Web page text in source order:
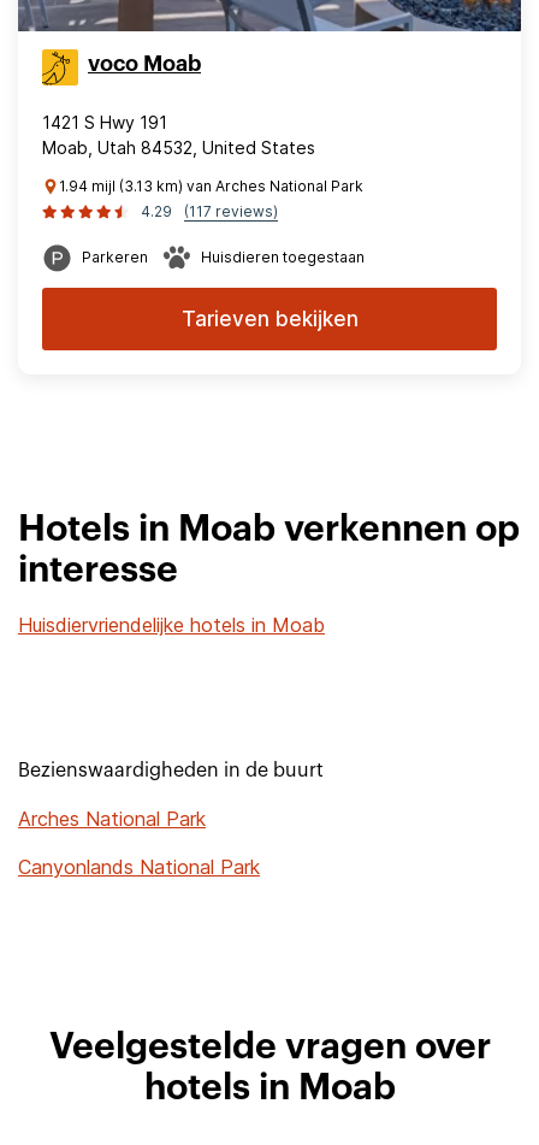
voco Moab
1421 S Hwy 191
Moab, Utah 84532, United States
1.94 mijl (3.13 km) van Arches National Park
4.29
(117 reviews)
Parkeren Huisdieren toegestaan
Tarieven bekijken
Hotels in Moab verkennen op
interesse
Huisdiervriendelijke hotels in Moab
Bezienswaardigheden in de buurt
Arches National Park
Canyonlands National Park
Veelgestelde vragen over
hotels in Moab